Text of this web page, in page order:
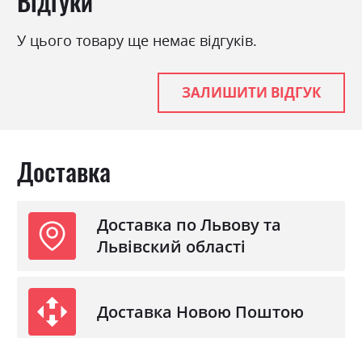
У цього товару ще немає відгуків.
ЗАЛИШИТИ ВІДГУК
Доставка
Доставка по Львову та
Львівский області
Доставка Новою Поштою